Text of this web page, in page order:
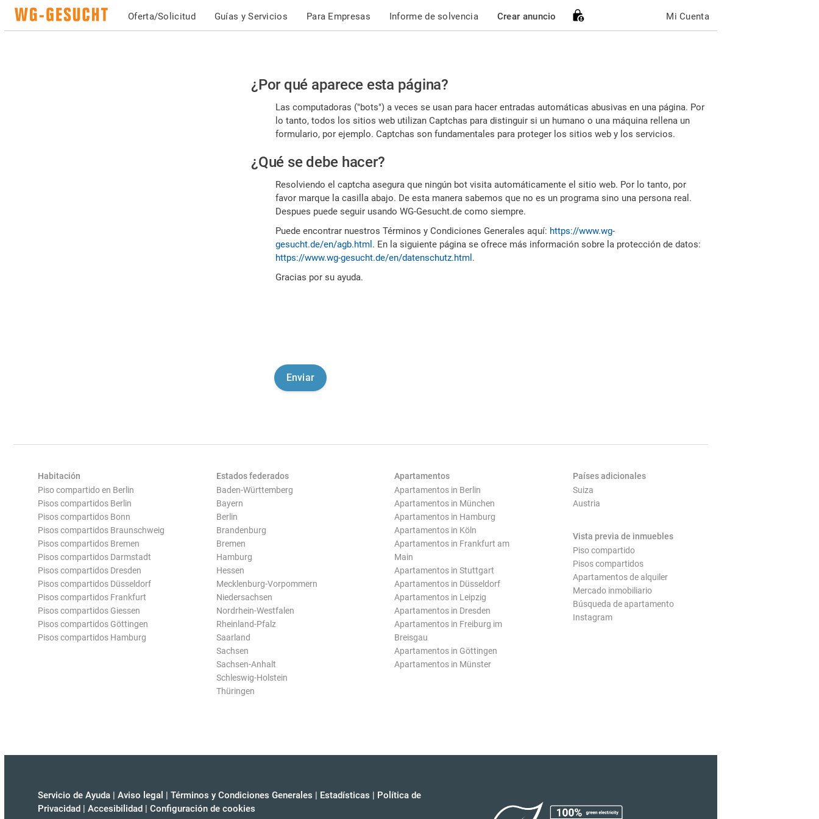
Oferta/Solicitud Guías y Servicios Para Empresas Informe de solvencia Crear anuncio Mi Cuenta
Por
favor,
confirme
es
humano
¿Por qué aparece esta página?
Las computadoras ("bots") a veces se usan para hacer entradas automáticas abusivas en una página. Por
lo tanto, todos los sitios web utilizan Captchas para distinguir si un humano o una máquina rellena un
formulario, por ejemplo. Captchas son fundamentales para proteger los sitios web y los servicios.
¿Qué se debe hacer?
Resolviendo el captcha asegura que ningún bot visita automáticamente el sitio web. Por lo tanto, por
favor marque la casilla abajo. De esta manera sabemos que no es un programa sino una persona real.
Despues puede seguir usando WG-Gesucht.de como siempre.
Puede encontrar nuestros Términos y Condiciones Generales aquí: https://www.wg-
gesucht.de/en/agb.html . En la siguiente página se ofrece más información sobre la protección de datos:
https://www.wg-gesucht.de/en/datenschutz.html .
Gracias por su ayuda.
Habitación
Piso compartido en Berlin
Pisos compartidos Berlin
Pisos compartidos Bonn
Pisos compartidos Braunschweig
Pisos compartidos Bremen
Pisos compartidos Darmstadt
Pisos compartidos Dresden
Pisos compartidos Düsseldorf
Pisos compartidos Frankfurt
Pisos compartidos Giessen
Pisos compartidos Göttingen
Pisos compartidos Hamburg
Estados federados
Baden-Württemberg
Bayern
Berlin
Brandenburg
Bremen
Hamburg
Hessen
Mecklenburg-Vorpommern
Niedersachsen
Nordrhein-Westfalen
Rheinland-Pfalz
Saarland
Sachsen
Sachsen-Anhalt
Schleswig-Holstein
Thüringen
Apartamentos
Apartamentos in Berlin
Apartamentos in München
Apartamentos in Hamburg
Apartamentos in Köln
Apartamentos in Frankfurt am
Main
Apartamentos in Stuttgart
Apartamentos in Düsseldorf
Apartamentos in Leipzig
Apartamentos in Dresden
Apartamentos in Freiburg im
Breisgau
Apartamentos in Göttingen
Apartamentos in Münster
Países adicionales
Suiza
Austria
Vista previa de inmuebles
Piso compartido
Pisos compartidos
Apartamentos de alquiler
Mercado inmobiliario
Búsqueda de apartamento
Instagram
Servicio de Ayuda | Aviso legal | Términos y Condiciones Generales | Estadísticas | Política de
Privacidad | Accesibilidad | Configuración de cookies